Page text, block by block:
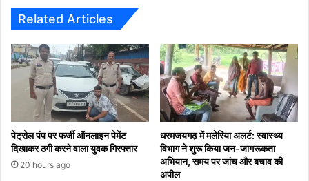
की
शिकायत
Related Articles
पेट्रोल पंप पर फर्जी ऑनलाइन पेमेंट
दिखाकर ठगी करने वाला युवक गिरफ्तार
20 hours ago
धरमजयगढ़ में मलेरिया अलर्ट: स्वास्थ्य
विभाग ने शुरू किया जन-जागरूकता
अभियान, समय पर जांच और बचाव की
अपील